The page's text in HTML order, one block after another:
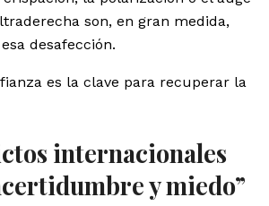
son, en gran medida,
desafección.
es la clave para recuperar la
internacionales
y miedo”